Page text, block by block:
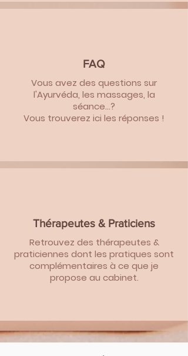
FAQ
Vous avez des questions sur
l'Ayurvéda, les massages, la
séance...?
Vous trouverez ici les réponses !
Thérapeutes & Praticiens
Retrouvez des thérapeutes &
praticiennes dont les pratiques sont
complémentaires à ce que je
propose au cabinet.